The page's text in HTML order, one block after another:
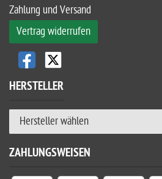
Zahlung und Versand
Vertrag widerrufen
HERSTELLER
Hersteller wählen
ZAHLUNGSWEISEN